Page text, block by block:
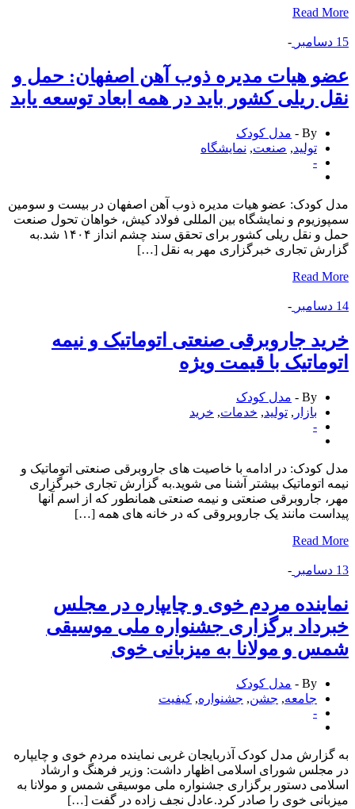
Read
-
هیات مدیره ذوب آهن اصفهان: حمل و
ریلی کشور باید در همه ابعاد توسعه یابد
By -
مدل کودک
تولید
,صنعت,نمایشگاه
کودک: عضو هیات مدیره ذوب آهن اصفهان در بیست و سومین
و نمایشگاه بین المللی فولاد کیش، خواهان تحول صنعت
حمل و نقل ریلی کشور برای تحقق سند چشم انداز ۱۴۰۴ شد.به
تجاری خبرگزاری مهر به نقل […]
Read
-
جاروبرقی صنعتی اتوماتیک و نیمه
با قیمت ویژه
By -
مدل کودک
بازار
,تولید ,خدمات,خرید
کودک: در ادامه با خاصیت های جاروبرقی صنعتی اتوماتیک و
اتوماتیک بیشتر آشنا می شوید.به گزارش تجاری خبرگزاری
جاروبرقی صنعتی و نیمه صنعتی همانطور که از اسم آنها
مانند یک جاروبروقی که در خانه های همه […]
Read
-
مردم خوی و چایپاره در مجلس
برگزاری جشنواره ملی موسیقی
و مولانا به میزبانی خوی
By -
مدل کودک
جامعه,جشن,جشنواره,كیفیت
مدل کودک آذربایجان غربی نماینده مردم خوی و چایپاره
شورای اسلامی اظهار داشت: وزیر فرهنگ و ارشاد
دستور برگزاری جشنواره ملی موسیقی شمس و مولانا به
خوی را صادر کرد.عادل نجف زاده در گفت […]